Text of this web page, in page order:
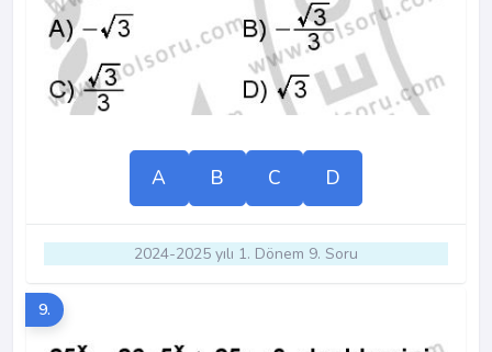
A B C D
2024-2025 yılı 1. Dönem 9. Soru
9.